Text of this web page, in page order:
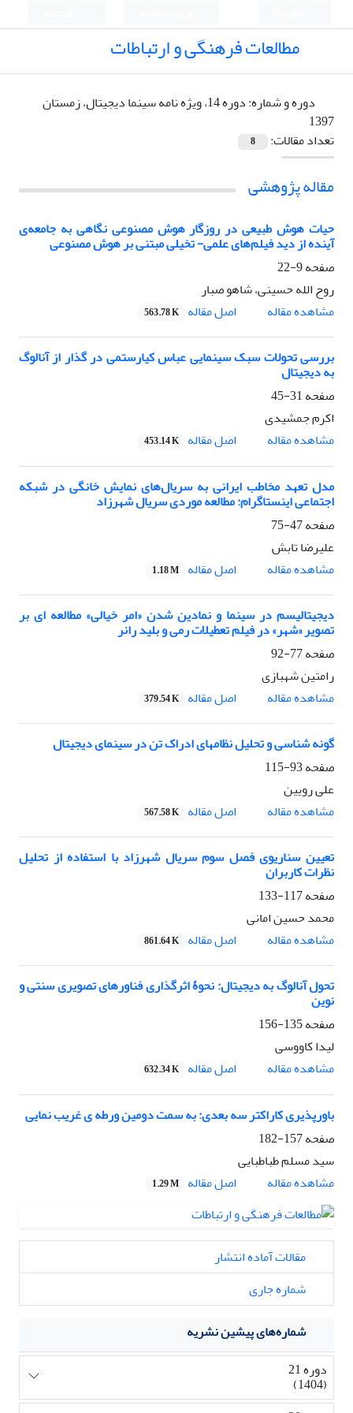
مطالعات فرهنگی و ارتباطات
دوره و شماره:
دوره 14، ویژه نامه سینما دیجیتال، زمستان
1397
تعداد مقالات:
8
مقاله پژوهشی
حیات هوش طبیعی در روزگار هوش مصنوعی نگاهی به جامعه‌ی
آینده از دید فیلم‌های علمی- تخیلی مبتنی بر هوش مصنوعی
صفحه9-22
روح الله حسینی، شاهو صبار
مشاهده مقاله
اصل مقاله 563.78 K
بررسی تحولات سبک سینمایی عباس کیارستمی در گذار از آنالوگ
به دیجیتال
صفحه31-45
اکرم جمشیدی
مشاهده مقاله
اصل مقاله 453.14 K
مدل تعهد مخاطب ایرانی به سریال‌های نمایش خانگی در شبکه
اجتماعی اینستاگرام: مطالعه موردی سریال شهرزاد
صفحه47-75
علیرضا تابش
مشاهده مقاله
اصل مقاله 1.18 M
دیجیتالیسم در سینما و نمادین شدن «امر خیالی» مطالعه ای بر
تصویر «شهر» در فیلم تعطیلات رمی و بلید رانر
صفحه77-92
رامتین شهبازی
مشاهده مقاله
اصل مقاله 379.54 K
گونه‏ شناسی و تحلیل نظام‏های ادراک تن در سینمای دیجیتال
صفحه93-115
علی رویین
مشاهده مقاله
اصل مقاله 567.58 K
تعیین سناریوی فصل سوم سریال شهرزاد با استفاده از تحلیل
نظرات کاربران
صفحه117-133
محمد حسین امانی
مشاهده مقاله
اصل مقاله 861.64 K
تحول آنالوگ به دیجیتال: نحوۀ اثرگذاری فناور‌های تصویری سنتی و
نوین
صفحه135-156
لیدا کاووسی
مشاهده مقاله
اصل مقاله 632.34 K
باورپذیری کاراکتر سه بعدی: به سمت دومین ورطه ی غریب نمایی
صفحه157-182
سید مسلم طباطبایی
مشاهده مقاله
اصل مقاله 1.29 M
مقالات آماده انتشار
شماره جاری
شماره‌های پیشین نشریه
دوره 21
(1404)